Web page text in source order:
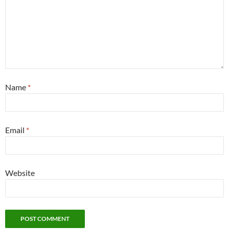
Name *
Email *
Website